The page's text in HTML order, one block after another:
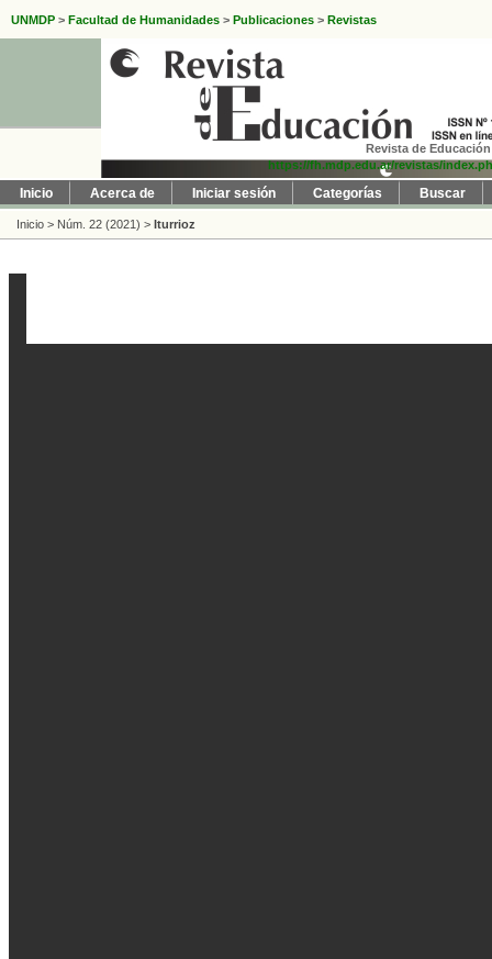
UNMDP > Facultad de Humanidades > Publicaciones > Revistas
Revista de
https://fh.mdp.edu.ar/revistas/
Inicio Acerca de Iniciar sesión Categorías Buscar
Inicio > Núm. 22 (2021) > Iturrioz